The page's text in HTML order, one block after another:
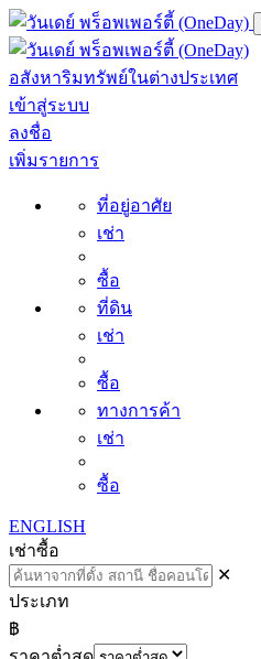
อสังหาริมทรัพย์ในต่างประเทศ
เข้าสู่ระบบ
ลงชื่อ
เพิ่มรายการ
ที่อยู่อาศัย
เช่า
ซื้อ
ที่ดิน
เช่า
ซื้อ
ทางการค้า
เช่า
ซื้อ
ENGLISH
เช่าซื้อ
✕
ประเภท
฿